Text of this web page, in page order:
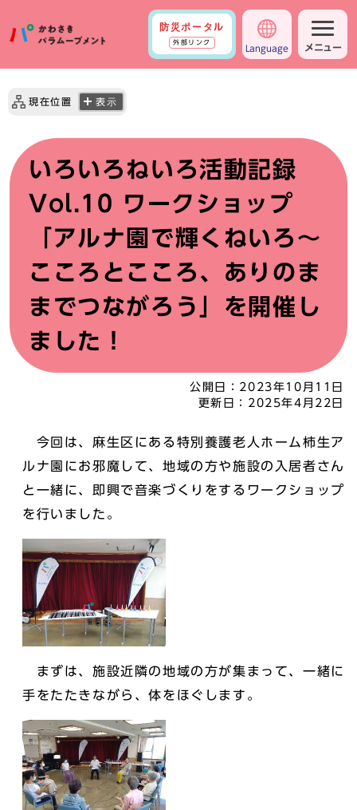
防災ポータル
外部リンク
Language メニュー
現在位置 表示
いろいろねいろ活動記録
Vol.10 ワークショップ
「アルナ園で輝くねいろ～
こころとこころ、ありのま
までつながろう」を開催し
ました！
公開日： 2023年10月11日
更新日： 2025年4月22日
今回は、麻生区にある特別養護老人ホーム柿生ア
ルナ園にお邪魔して、地域の方や施設の入居者さん
と一緒に、即興で音楽づくりをするワークショップ
を行いました。
まずは、施設近隣の地域の方が集まって、一緒に
手をたたきながら、体をほぐします。